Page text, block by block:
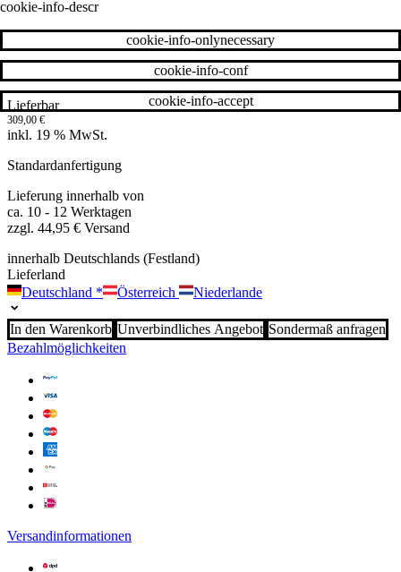
Lieferbar
309,00 €
inkl. 19 % MwSt.
Standardanfertigung
Lieferung innerhalb von
ca. 10 - 12 Werktagen
zzgl. 44,95 € Versand
innerhalb Deutschlands (Festland)
Lieferland
Deutschland * Österreich Niederlande
In den Warenkorb Unverbindliches Angebot Sondermaß anfragen
Bezahlmöglichkeiten
Versandinformationen
cookie-info-descr
cookie-info-accept
cookie-info-conf
cookie-info-onlynecessary